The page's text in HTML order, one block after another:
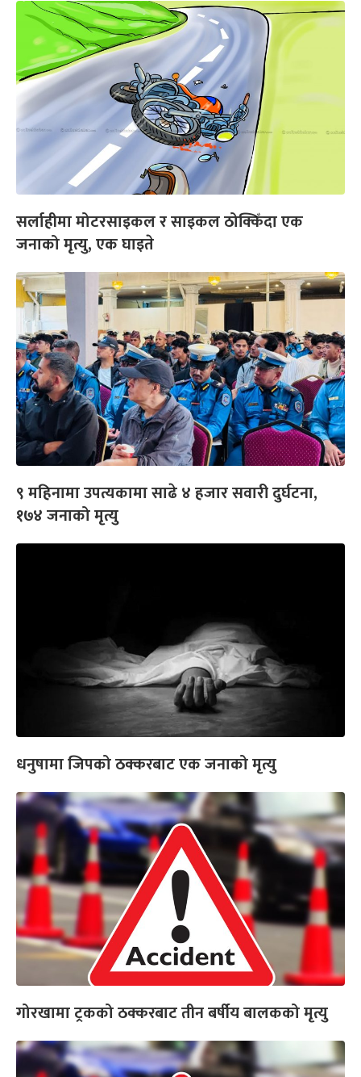
सर्लाहीमा मोटरसाइकल र साइकल ठोक्किँदा एक
जनाको मृत्यु, एक घाइते
९ महिनामा उपत्यकामा साढे ४ हजार सवारी दुर्घटना,
१७४ जनाको मृत्यु
धनुषामा जिपको ठक्करबाट एक जनाको मृत्यु
गोरखामा ट्रकको ठक्करबाट तीन बर्षीय बालकको मृत्यु